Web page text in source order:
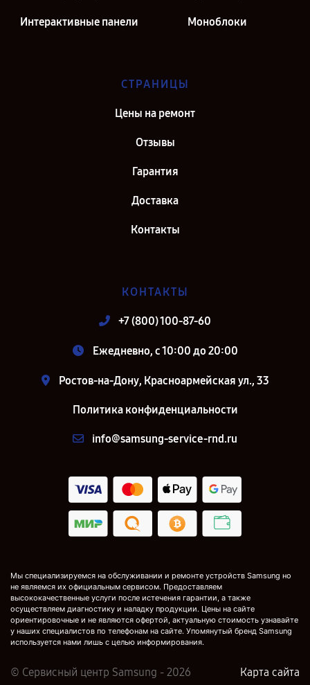
Интерактивные панели Моноблоки
СТРАНИЦЫ
Цены на ремонт
Отзывы
Гарантия
Доставка
Контакты
КОНТАКТЫ
+7 (800) 100-87-60
Ежедневно, с 10:00 до 20:00
Ростов-на-Дону, Красноармейская ул., 33
Политика конфиденциальности
info@samsung-service-rnd.ru
Мы специализируемся на обслуживании и ремонте устройств Samsung но
не являемся их официальным сервисом. Предоставляем
высококачественные услуги после истечения гарантии, а также
осуществляем диагностику и наладку продукции. Цены на сайте
ориентировочные и не являются офертой, актуальную стоимость узнавайте
у наших специалистов по телефонам на сайте. Упомянутый бренд Samsung
используется нами лишь с целью информирования.
© Сервисный центр Samsung - 2026 Карта сайта